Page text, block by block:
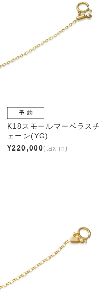
K18スモールマーベラスチ
ェーン(YG)
¥220,000